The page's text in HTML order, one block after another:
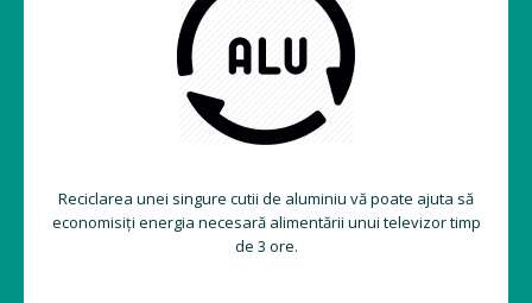
Reciclarea unei singure cutii de aluminiu vă poate ajuta să
economisiți energia necesară alimentării unui televizor timp
de 3 ore.